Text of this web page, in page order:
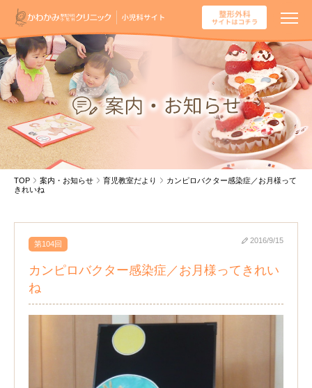
TOP 案内・お知らせ 育児教室だより
カンピロバクター感染症／お月様って
きれいね
第104回
カンピロバクター感染症／お月様ってきれい
ね
2016/9/15